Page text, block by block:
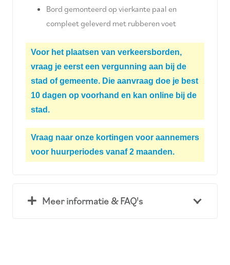
Bord gemonteerd op vierkante paal en
compleet geleverd met rubberen voet
Voor het plaatsen van verkeersborden,
vraag je eerst een vergunning aan bij de
stad of gemeente. Die aanvraag doe je best
10 dagen op voorhand en kan online bij de
stad.
Vraag naar onze kortingen voor aannemers
voor huurperiodes vanaf 2 maanden.
Meer informatie & FAQ's